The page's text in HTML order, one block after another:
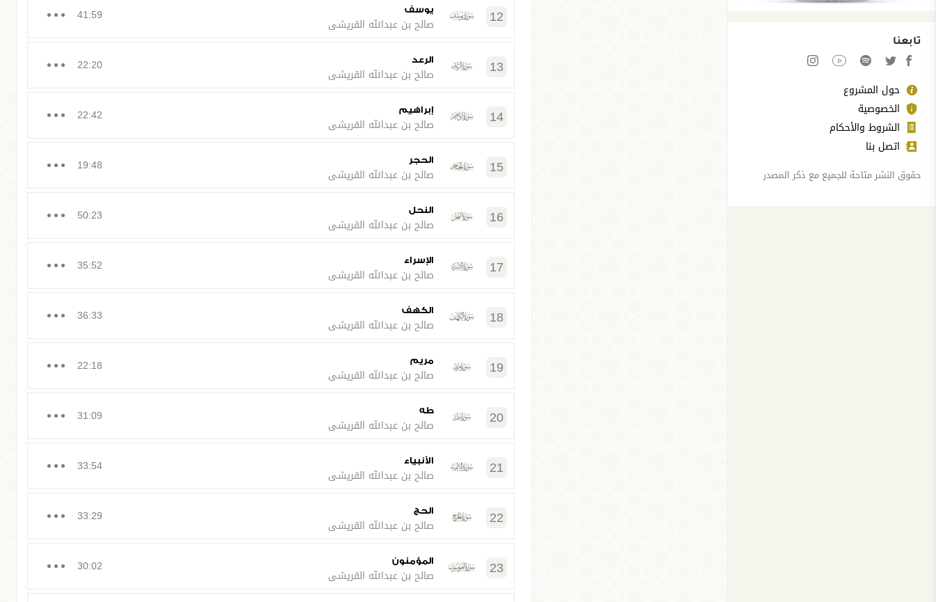
تابعنا
حول المشروع
الخصوصية
الشروط والأحكام
اتصل بنا
حقوق النشر متاحة للجميع مع ذكر المصدر
12 يوسف
صالح بن عبدالله القريشي
41:59
13 الرعد
صالح بن عبدالله القريشي
22:20
14 إبراهيم
صالح بن عبدالله القريشي
22:42
15 الحجر
صالح بن عبدالله القريشي
19:48
16 النحل
صالح بن عبدالله القريشي
50:23
17 الإسراء
صالح بن عبدالله القريشي
35:52
18 الكهف
صالح بن عبدالله القريشي
36:33
19 مريم
صالح بن عبدالله القريشي
22:18
20 طه
صالح بن عبدالله القريشي
31:09
21 الأنبياء
صالح بن عبدالله القريشي
33:54
22 الحج
صالح بن عبدالله القريشي
33:29
23 المؤمنون
صالح بن عبدالله القريشي
30:02